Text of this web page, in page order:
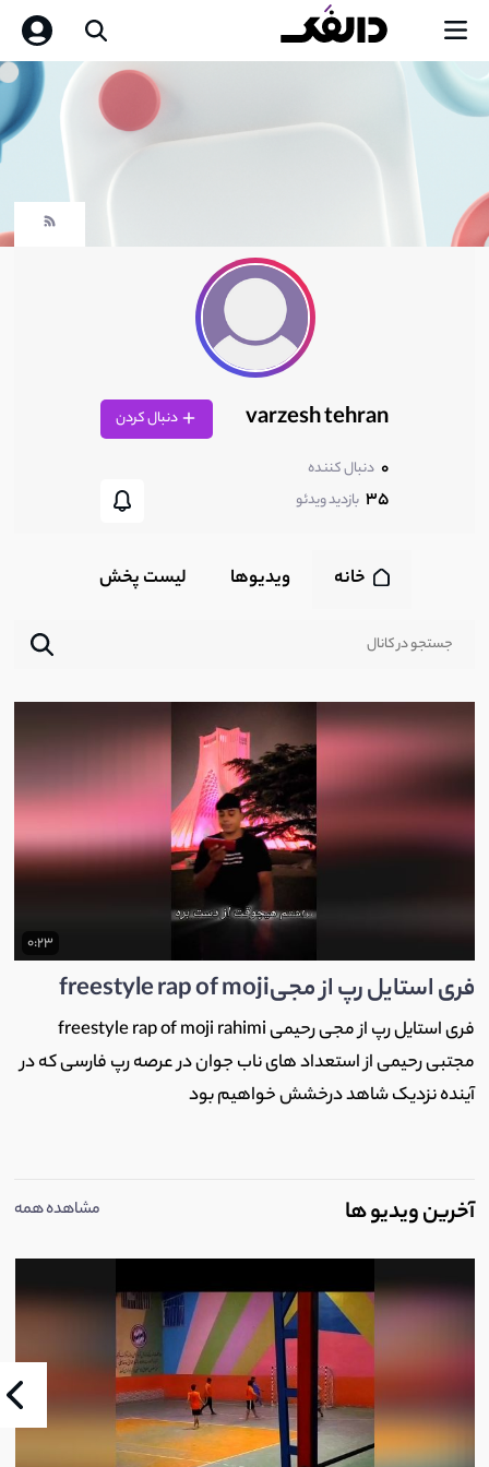
varzesh tehran دنبال کردن
0 دنبال کننده
35 بازدید ویدئو
خانه ویدیوها لیست پخش‌
0:23
فری استایل رپ از مجیfreestyle rap of moji
فری استایل رپ از مجی رحیمی freestyle rap of moji rahimi
مجتبی رحیمی از استعداد های ناب جوان در عرصه رپ فارسی که در
آینده نزدیک شاهد درخشش خواهیم بود
آخرین ویدیو ها مشاهده همه